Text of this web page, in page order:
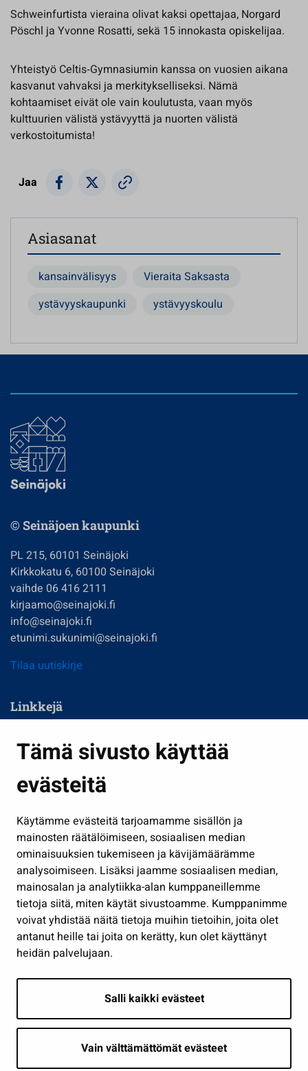
Tämä sivusto käyttää
evästeitä
Käytämme evästeitä tarjoamamme sisällön ja
mainosten räätälöimiseen, sosiaalisen median
ominaisuuksien tukemiseen ja kävijämäärämme
analysoimiseen. Lisäksi jaamme sosiaalisen median,
mainosalan ja analytiikka-alan kumppaneillemme
tietoja siitä, miten käytät sivustoamme. Kumppanimme
voivat yhdistää näitä tietoja muihin tietoihin, joita olet
antanut heille tai joita on kerätty, kun olet käyttänyt
heidän palvelujaan.
Salli kaikki evästeet
Vain välttämättömät evästeet
Schweinfurtista vieraina olivat kaksi opettajaa, Norgard
Pöschl ja Yvonne Rosatti, sekä 15 innokasta opiskelijaa.
Yhteistyö Celtis‑Gymnasiumin kanssa on vuosien aikana
kasvanut vahvaksi ja merkitykselliseksi. Nämä
kohtaamiset eivät ole vain koulutusta, vaan myös
kulttuurien välistä ystävyyttä ja nuorten välistä
verkostoitumista!
Jaa
Asiasanat
kansainvälisyys
Vieraita Saksasta
ystävyyskaupunki
ystävyyskoulu
© Seinäjoen kaupunki
PL 215, 60101 Seinäjoki
Kirkkokatu 6, 60100 Seinäjoki
vaihde 06 416 2111
kirjaamo@seinajoki.fi
info@seinajoki.fi
etunimi.sukunimi@seinajoki.fi
Tilaa uutiskirje
Linkkejä
Kasvatus ja opetus
Kulttuuri ja liikunta
Työ ja yrittäminen
Osallistu ja asioi
Näytä omat evästeasetukseni
Seuraa meitä